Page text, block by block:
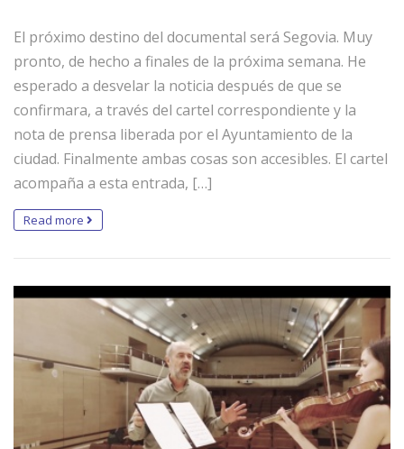
El próximo destino del documental será Segovia. Muy
pronto, de hecho a finales de la próxima semana. He
esperado a desvelar la noticia después de que se
confirmara, a través del cartel correspondiente y la
nota de prensa liberada por el Ayuntamiento de la
ciudad. Finalmente ambas cosas son accesibles. El cartel
acompaña a esta entrada, […]
Read more